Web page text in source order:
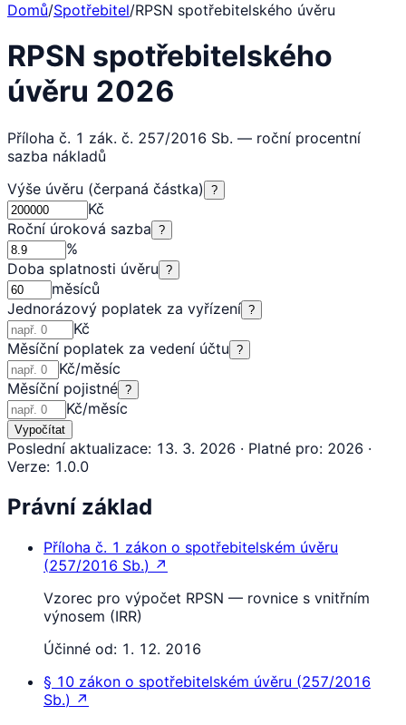
Domů/Spotřebitel/RPSN spotřebitelského úvěru
RPSN spotřebitelského
úvěru 2026
Příloha č. 1 zák. č. 257/2016 Sb. — roční procentní
sazba nákladů
Výše úvěru (čerpaná částka)
?
Kč
Roční úroková sazba ?
%
Doba splatnosti úvěru ?
měsíců
Jednorázový poplatek za vyřízení ?
Kč
Měsíční poplatek za vedení účtu ?
Kč/měsíc
Měsíční pojistné ?
Kč/měsíc
Vypočítat
Poslední aktualizace: 13. 3. 2026 · Platné pro: 2026 ·
Verze: 1.0.0
Právní základ
Příloha č. 1 zákon o spotřebitelském úvěru
(257/2016 Sb.) ↗
Vzorec pro výpočet RPSN — rovnice s vnitřním
výnosem (IRR)
Účinné od: 1. 12. 2016
§ 10 zákon o spotřebitelském úvěru (257/2016
Sb.) ↗